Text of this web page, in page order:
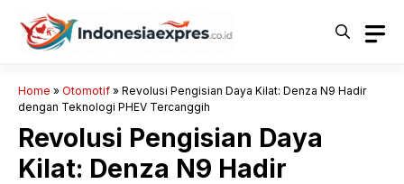
Langsung
Home » Otomotif » Revolusi Pengisian Daya Kilat: Denza N9 Hadir
dengan Teknologi PHEV Tercanggih
Revolusi Pengisian Daya
Kilat: Denza N9 Hadir